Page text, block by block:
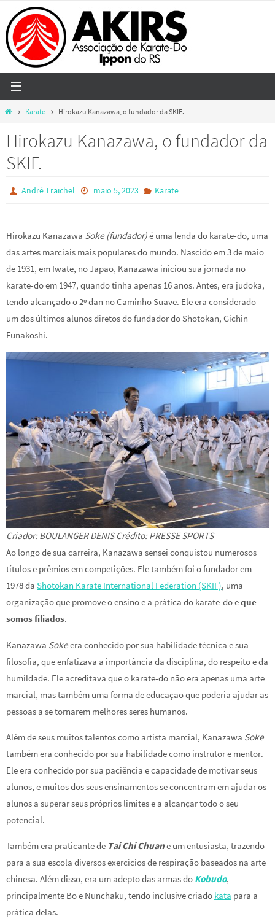
to
content
HomeKarate Hirokazu Kanazawa, o fundador da SKIF.
Hirokazu Kanazawa, o fundador da
SKIF.
André Traichel maio 5, 2023 Karate
Hirokazu Kanazawa Soke (fundador)é uma lenda do karate-do, uma
das artes marciais mais populares do mundo. Nascido em 3 de maio
de 1931, em Iwate, no Japão, Kanazawa iniciou sua jornada no
karate-do em 1947, quando tinha apenas 16 anos. Antes, era judoka,
tendo alcançado o 2º dan no Caminho Suave. Ele era considerado
um dos últimos alunos diretos do fundador do Shotokan, Gichin
Funakoshi.
Criador: BOULANGER DENIS Crédito: PRESSE SPORTS
Ao longo de sua carreira, Kanazawa sensei conquistou numerosos
títulos e prêmios em competições. Ele também foi o fundador em
1978 da Shotokan Karate International Federation (SKIF), uma
organização que promove o ensino e a prática do karate-do eque
somos filiados.
Kanazawa Sokeera conhecido por sua habilidade técnica e sua
filosofia, que enfatizava a importância da disciplina, do respeito e da
humildade. Ele acreditava que o karate-do não era apenas uma arte
marcial, mas também uma forma de educação que poderia ajudar as
pessoas a se tornarem melhores seres humanos.
Além de seus muitos talentos como artista marcial, Kanazawa Soke
também era conhecido por sua habilidade como instrutor e mentor.
Ele era conhecido por sua paciência e capacidade de motivar seus
alunos, e muitos dos seus ensinamentos se concentram em ajudar os
alunos a superar seus próprios limites e a alcançar todo o seu
potencial.
Também era praticante de Tai Chi Chuane um entusiasta, trazendo
para a sua escola diversos exercícios de respiração baseados na arte
chinesa. Além disso, era um adepto das armas do Kobudo,
principalmente Bo e Nunchaku, tendo inclusive criado kata para a
prática delas.